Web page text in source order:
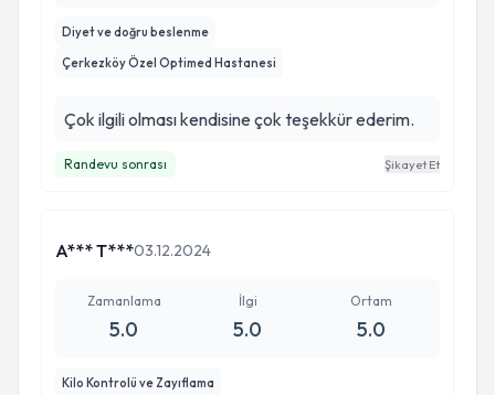
Diyet ve doğru beslenme
Çerkezköy Özel Optimed Hastanesi
Çok ilgili olması kendisine çok teşekkür ederim.
Randevu sonrası Şikayet Et
A*** T***03.12.2024
Zamanlama
5.0
İlgi
5.0
Ortam
5.0
Kilo Kontrolü ve Zayıflama